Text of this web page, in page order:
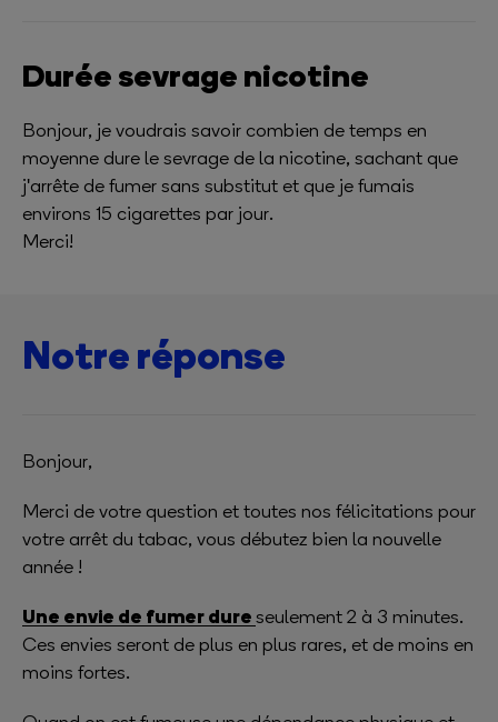
Durée sevrage nicotine
Bonjour, je voudrais savoir combien de temps en
moyenne dure le sevrage de la nicotine, sachant que
j'arrête de fumer sans substitut et que je fumais
environs 15 cigarettes par jour.
Merci!
Notre réponse
Bonjour,
Merci de votre question et toutes nos félicitations pour
votre arrêt du tabac, vous débutez bien la nouvelle
année !
Une envie de fumer dure seulement 2 à 3 minutes.
Ces envies seront de plus en plus rares, et de moins en
moins fortes.